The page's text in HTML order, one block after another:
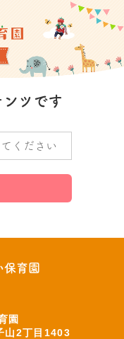
ツです
保育園
園
山2丁目1403